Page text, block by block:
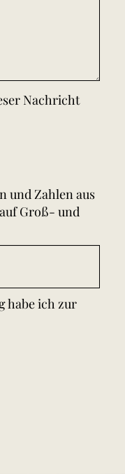
Nachricht
und Zahlen aus
Groß- und
habe ich zur